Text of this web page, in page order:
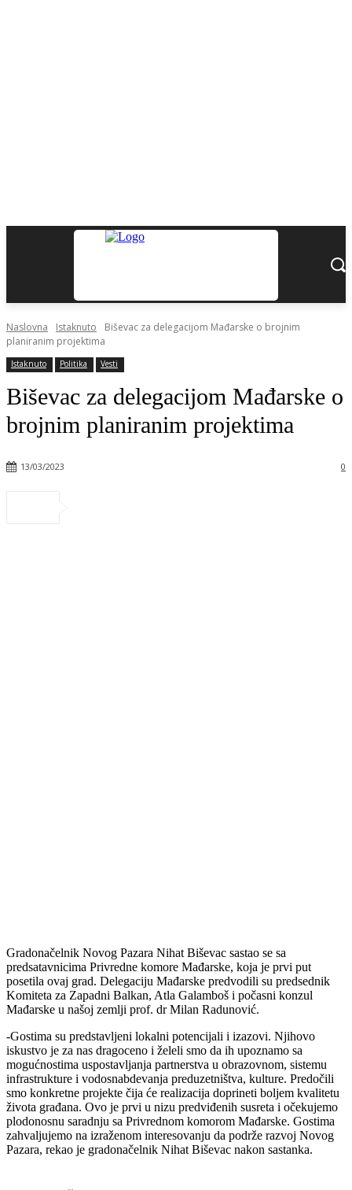
Naslovna Istaknuto
Biševac za delegacijom Mađarske o brojnim
planiranim projektima
Istaknuto Politika Vesti
Biševac za delegacijom Mađarske o
brojnim planiranim projektima
13/03/2023 0
Gradonačelnik Novog Pazara Nihat Biševac sastao se sa
predsatavnicima Privredne komore Mađarske, koja je prvi put
posetila ovaj grad. Delegaciju Mađarske predvodili su predsednik
Komiteta za Zapadni Balkan, Atla Galamboš i počasni konzul
Mađarske u našoj zemlji prof. dr Milan Radunović.
-Gostima su predstavljeni lokalni potencijali i izazovi. Njihovo
iskustvo je za nas dragoceno i želeli smo da ih upoznamo sa
mogućnostima uspostavljanja partnerstva u obrazovnom, sistemu
infrastrukture i vodosnabdevanja preduzetništva, kulture. Predočili
smo konkretne projekte čija će realizacija doprineti boljem kvalitetu
života građana. Ovo je prvi u nizu predviđenih susreta i očekujemo
plodonosnu saradnju sa Privrednom komorom Mađarske. Gostima
zahvaljujemo na izraženom interesovanju da podrže razvoj Novog
Pazara, rekao je gradonačelnik Nihat Biševac nakon sastanka.